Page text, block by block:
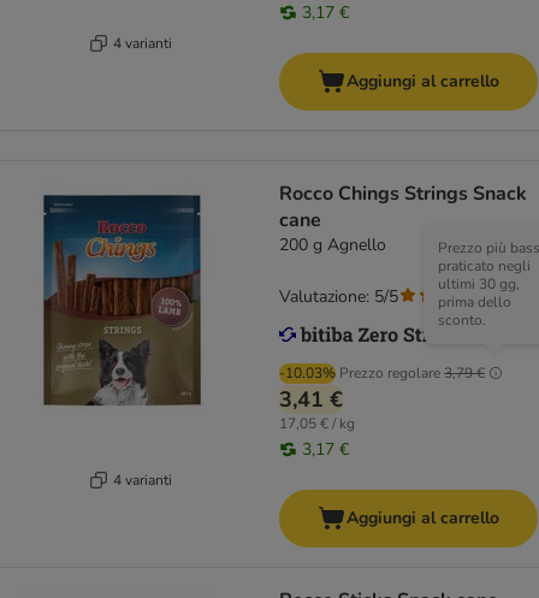
4 varianti
3,17 €
Aggiungi al carrello
4 varianti
Rocco Chings Strings Snack
cane
200 g Agnello
-10.03% Prezzo regolare3,79 €
Prezzo più
praticato negli
ultimi 30 gg,
prima dello
sconto.
3,41 €
17,05 € / kg
3,17 €
Valutazione: 5/5 (2)
Aggiungi al carrello